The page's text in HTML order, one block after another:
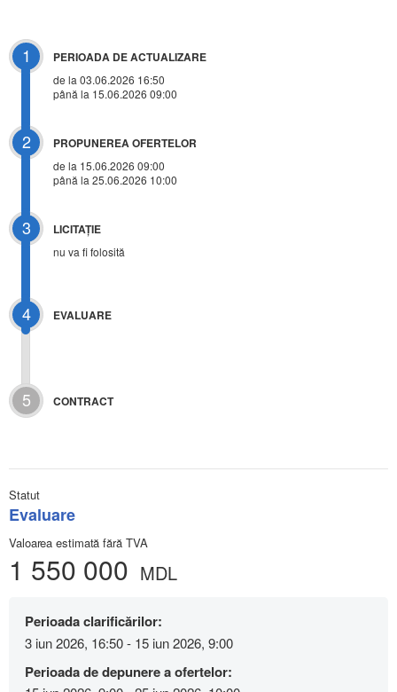
1 PERIOADA DE ACTUALIZARE
de la 03.06.2026 16:50
până la 15.06.2026 09:00
2 PROPUNEREA OFERTELOR
de la 15.06.2026 09:00
până la 25.06.2026 10:00
3 LICITAŢIE
nu va fi folosită
4 EVALUARE
5 CONTRACT
Statut
Evaluare
Valoarea estimată fără TVA
1 550 000 MDL
Perioada clarificărilor:
3 iun 2026, 16:50 - 15 iun 2026, 9:00
Perioada de depunere a ofertelor: